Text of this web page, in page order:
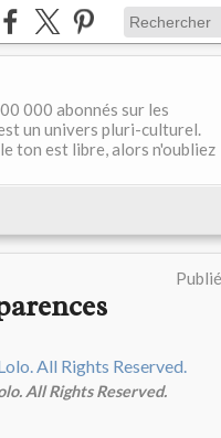
000 abonnés sur les
un univers pluri-culturel.
ton est libre, alors n'oubliez
All Rights Reserved.